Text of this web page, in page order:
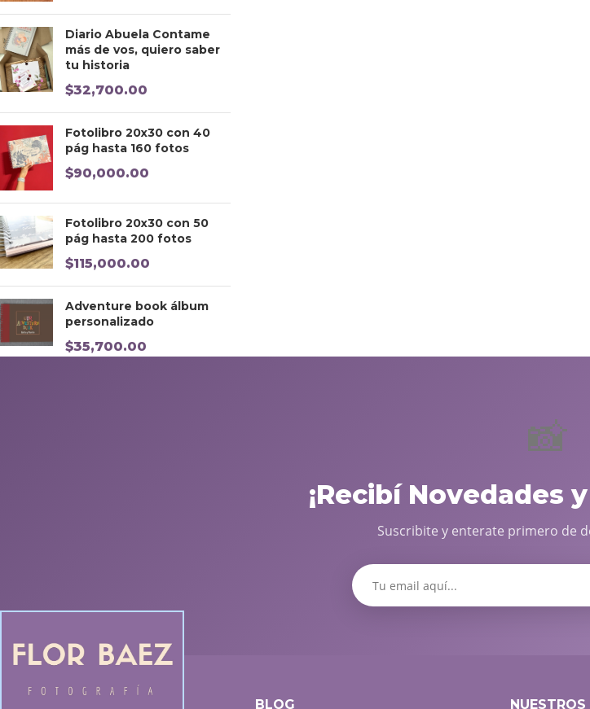
Diario Abuela Contame
más de vos, quiero saber
tu historia
$32,700.00
Fotolibro 20x30 con 40
pág hasta 160 fotos
$90,000.00
Fotolibro 20x30 con 50
pág hasta 200 fotos
$115,000.00
Adventure book álbum
personalizado
$35,700.00
📸
¡Recibí Novedades
Suscribite y enterate primero de
BLOG NUESTROS